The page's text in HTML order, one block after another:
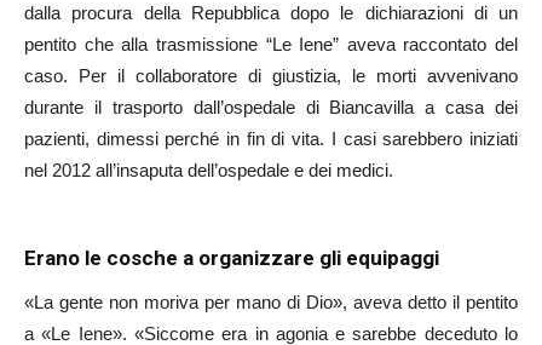
dalla procura della Repubblica dopo le dichiarazioni di un
pentito che alla trasmissione “Le Iene” aveva raccontato del
caso. Per il collaboratore di giustizia, le morti avvenivano
durante il trasporto dall’ospedale di Biancavilla a casa dei
pazienti, dimessi perché in fin di vita. I casi sarebbero iniziati
nel 2012 all’insaputa dell’ospedale e dei medici.
Erano le cosche a organizzare gli equipaggi
«La gente non moriva per mano di Dio», aveva detto il pentito
a «Le Iene». «Siccome era in agonia e sarebbe deceduto lo